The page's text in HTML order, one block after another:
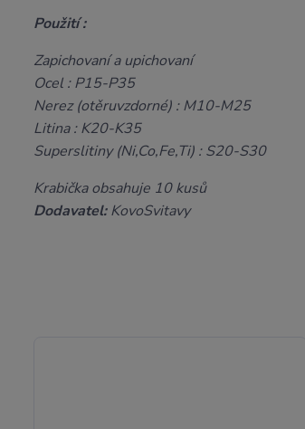
Použití :
Zapichovaní a upichovaní
Ocel : P15-P35
Nerez (otěruvzdorné) : M10-M25
Litina : K20-K35
Superslitiny (Ni,Co,Fe,Ti) : S20-S30
Krabička obsahuje 10 kusů
Dodavatel:KovoSvitavy